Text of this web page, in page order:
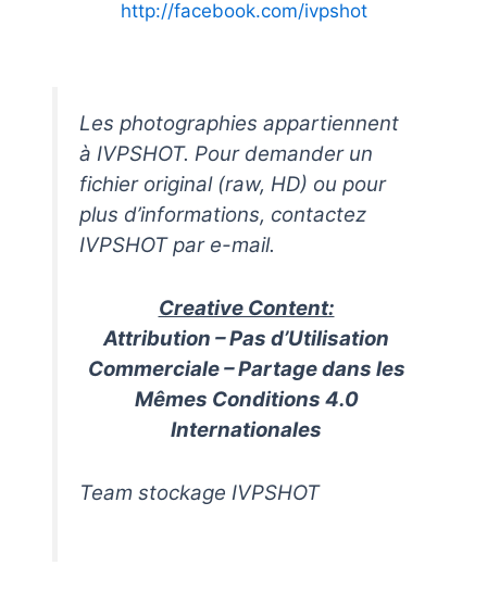
http://facebook.com/ivpshot
Les photographies appartiennent
à IVPSHOT. Pour demander un
fichier original (raw, HD) ou pour
plus d’informations, contactez
IVPSHOT par e-mail.
Creative Content:
Attribution – Pas d’Utilisation
Commerciale – Partage dans les
Mêmes Conditions 4.0
Internationales
Team stockage IVPSHOT